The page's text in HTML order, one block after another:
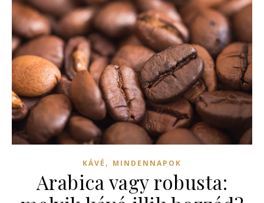
KÁVÉ , MINDENNAPOK
Arabica vagy robusta: